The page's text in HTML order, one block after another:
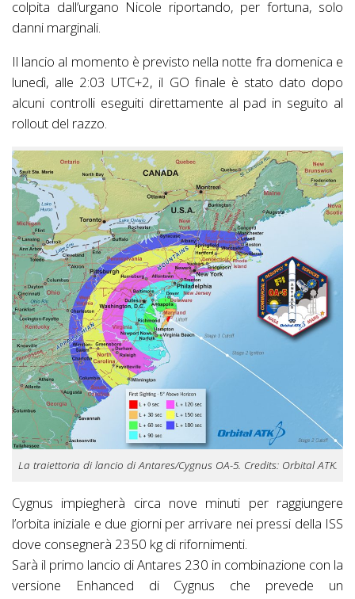
colpita dall’urgano Nicole riportando, per fortuna, solo
danni marginali.
Il lancio al momento è previsto nella notte fra domenica e
lunedì, alle 2:03 UTC+2, il GO finale è stato dato dopo
alcuni controlli eseguiti direttamente al pad in seguito al
rollout del razzo.
La traiettoria di lancio di Antares/Cygnus OA-5. Credits: Orbital ATK.
Cygnus impiegherà circa nove minuti per raggiungere
l’orbita iniziale e due giorni per arrivare nei pressi della ISS
dove consegnerà 2350 kg di rifornimenti.
Sarà il primo lancio di Antares 230 in combinazione con la
versione Enhanced di Cygnus che prevede un